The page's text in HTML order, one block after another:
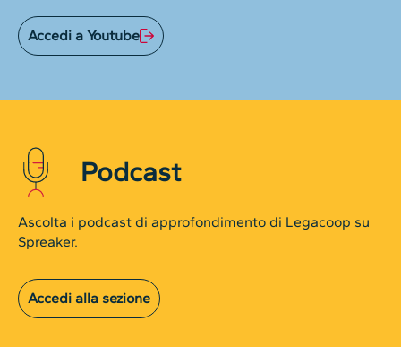
Accedi a Youtube
Podcast
Ascolta i podcast di approfondimento di Legacoop su
Spreaker.
Accedi alla sezione